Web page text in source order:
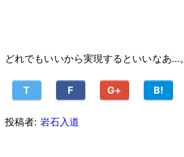
どれでもいいから実現するといいなあ…。
T F G+ B!
投稿者: 岩石入道